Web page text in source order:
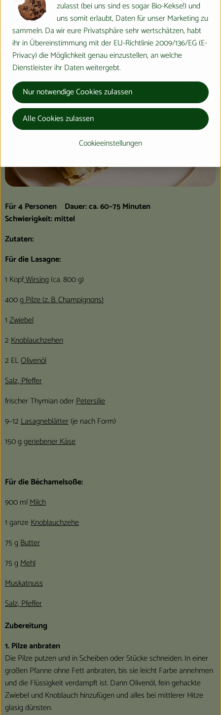
Für 4 Personen Dauer: ca. 60–75 Minuten
Schwierigkeit: mittel
Zutaten:
Für die Lasagne:
1 KopfWirsing (ca. 800 g)
400 gPilze (z. B. Champignons)
1Zwiebel
2Knoblauchzehen
2 ELOlivenöl
Salz, Pfeffer
frischer Thymian oderPetersilie
9–12Lasagneblätter(je nach Form)
150 ggeriebener Käse
Für die Béchamelsoße:
900 mlMilch
1 ganzeKnoblauchzehe
75 gButter
75 gMehl
Muskatnuss
Salz, Pfeffer
Zubereitung
1. Pilze anbraten
Die Pilze putzen und in Scheiben oder Stücke schneiden. In einer
großen Pfanne ohne Fett anbraten, bis sie leicht Farbe annehmen
und die Flüssigkeit verdampft ist. Dann Olivenöl, fein gehackte
Zwiebel und Knoblauch hinzufügen und alles bei mittlerer Hitze
glasig dünsten.
zulasst (bei uns sind es sogar Bio-Kekse!) und
uns somit erlaubt, Daten für unser Marketing zu
sammeln. Da wir eure Privatsphäre sehr wertschätzen, habt
ihr in Übereinstimmung mit der EU-Richtlinie 2009/136/EG (E-
Privacy) die Möglichkeit genau einzustellen, an welche
Dienstleister ihr Daten weitergebt.
Cookieeinstellungen
Nur notwendige Cookies zulassen
Alle Cookies zulassen